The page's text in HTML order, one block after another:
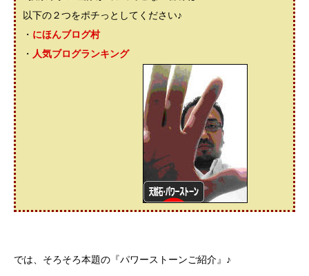
以下の２つをポチっとしてください♪
・ にほんブログ村
・ 人気ブログランキング
では、そろそろ本題の『パワーストーンご紹介』♪